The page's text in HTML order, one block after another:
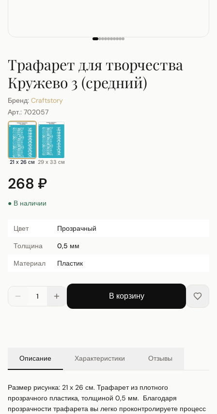
Трафарет для творчества
Кружево 3 (средний)
Бренд: Craftstory
Арт.: 702057
21 х 26 см 29 х 33 см
268 ₽
● В наличии
Цвет
Прозрачный
Толщина
0,5 мм
Материал
Пластик
1 В корзину
Описание Характеристики Отзывы
Размер рисунка: 21 х 26 см. Трафарет из плотного
прозрачного пластика, толщиной 0,5 мм.  Благодаря
прозрачности трафарета вы легко проконтролируете процесс